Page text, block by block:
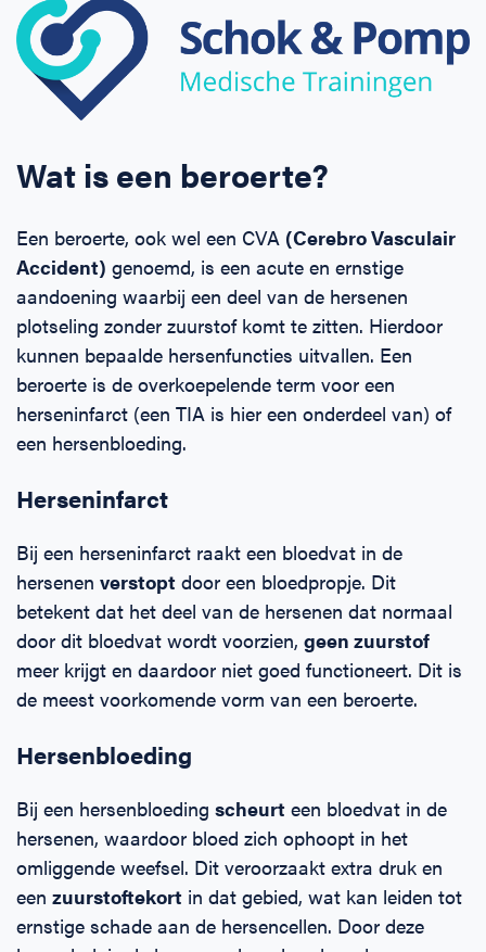
Wat is een beroerte?
Een beroerte, ook wel een CVA (Cerebro Vasculair
Accident) genoemd, is een acute en ernstige
aandoening waarbij een deel van de hersenen
plotseling zonder zuurstof komt te zitten. Hierdoor
kunnen bepaalde hersenfuncties uitvallen. Een
beroerte is de overkoepelende term voor een
herseninfarct (een TIA is hier een onderdeel van) of
een hersenbloeding.
Herseninfarct
Bij een herseninfarct raakt een bloedvat in de
hersenen verstopt door een bloedpropje. Dit
betekent dat het deel van de hersenen dat normaal
door dit bloedvat wordt voorzien, geen zuurstof
meer krijgt en daardoor niet goed functioneert. Dit is
de meest voorkomende vorm van een beroerte.
Hersenbloeding
Bij een hersenbloeding scheurt een bloedvat in de
hersenen, waardoor bloed zich ophoopt in het
omliggende weefsel. Dit veroorzaakt extra druk en
een zuurstoftekort in dat gebied, wat kan leiden tot
ernstige schade aan de hersencellen. Door deze